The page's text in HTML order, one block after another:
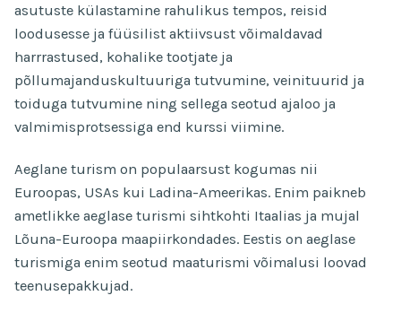
asutuste külastamine rahulikus tempos, reisid
loodusesse ja füüsilist aktiivsust võimaldavad
harrrastused, kohalike tootjate ja
põllumajanduskultuuriga tutvumine, veinituurid ja
toiduga tutvumine ning sellega seotud ajaloo ja
valmimisprotsessiga end kurssi viimine.
Aeglane turism on populaarsust kogumas nii
Euroopas, USAs kui Ladina-Ameerikas. Enim paikneb
ametlikke aeglase turismi sihtkohti Itaalias ja mujal
Lõuna-Euroopa maapiirkondades. Eestis on aeglase
turismiga enim seotud maaturismi võimalusi loovad
teenusepakkujad.